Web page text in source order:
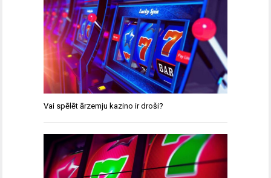
Vai spēlēt ārzemju kazino ir droši?